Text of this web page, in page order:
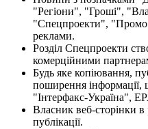
"Регіони", "Гроші",
"Спецпроекти",
реклами.
Розділ Спецпроекти
комерційними
Будь яке копіювання,
поширення інформації,
"Інтерфакс-Україна",
Власник веб-сторінки в
публікації.